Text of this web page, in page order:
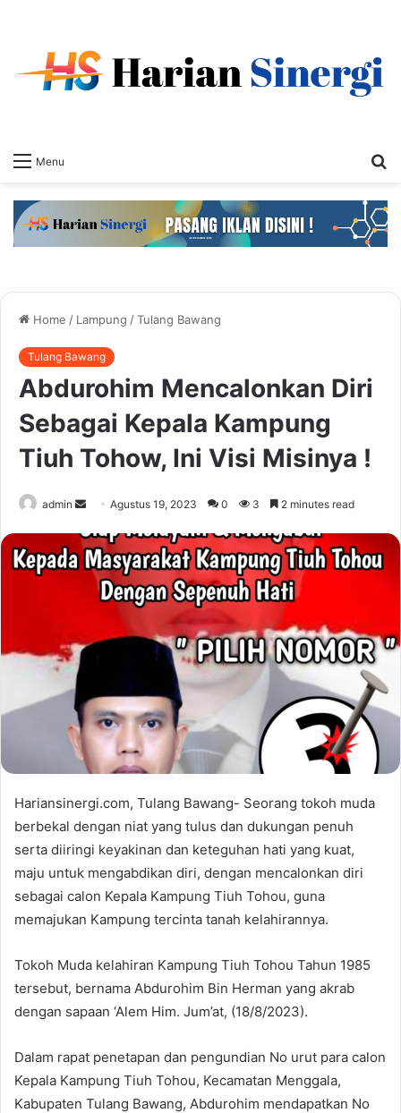
Menu
Home / Lampung /Tulang Bawang
Tulang Bawang
Abdurohim Mencalonkan Diri
Sebagai Kepala Kampung
Tiuh Tohow, Ini Visi Misinya !
admin
Send
email
Agustus 19, 2023 0 3 2 minutes read
Hariansinergi.com, Tulang Bawang- Seorang tokoh muda
berbekal dengan niat yang tulus dan dukungan penuh
serta diiringi keyakinan dan keteguhan hati yang kuat,
maju untuk mengabdikan diri, dengan mencalonkan diri
sebagai calon Kepala Kampung Tiuh Tohou, guna
memajukan Kampung tercinta tanah kelahirannya.
Tokoh Muda kelahiran Kampung Tiuh Tohou Tahun 1985
tersebut, bernama Abdurohim Bin Herman yang akrab
dengan sapaan ‘Alem Him. Jum’at, (18/8/2023).
Dalam rapat penetapan dan pengundian No urut para calon
Kepala Kampung Tiuh Tohou, Kecamatan Menggala,
Kabupaten Tulang Bawang, Abdurohim mendapatkan No